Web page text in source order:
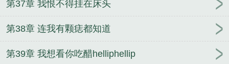
第37章 我恨不得挂在床头
第38章 连我有颗痣都知道
第39章 我想看你吃醋helliphellip